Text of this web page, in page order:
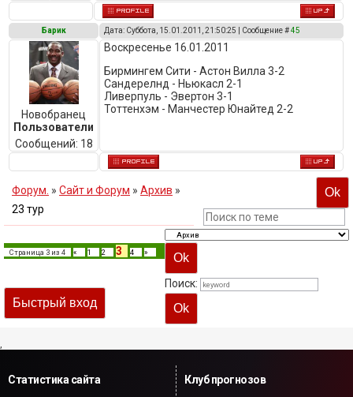
Барик Дата: Суббота, 15.01.2011, 21:50:25 | Сообщение #45
Новобранец
Пользователи
Сообщений: 18
Воскресенье 16.01.2011
Бирмингем Сити - Астон Вилла 3-2
Сандерелнд - Ньюкасл 2-1
Ливерпуль - Эвертон 3-1
Тоттенхэм - Манчестер Юнайтед 2-2
Форум. » Сайт и Форум » Архив »
23 тур
Страница 3 из 4 « 1 2 3 4 »
Поиск:
,
Статистика сайта
Клуб прогнозов